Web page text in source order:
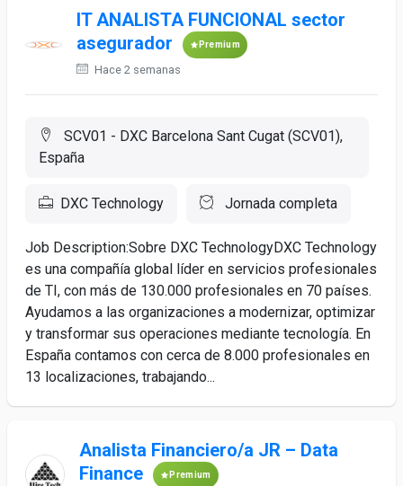
IT ANALISTA FUNCIONAL sector
asegurador
Premium
Hace 2 semanas
SCV01 - DXC Barcelona Sant Cugat (SCV01),
España
DXC Technology Jornada completa
Job Description:Sobre DXC TechnologyDXC Technology
es una compañía global líder en servicios profesionales
de TI, con más de 130.000 profesionales en 70 países.
Ayudamos a las organizaciones a modernizar, optimizar
y transformar sus operaciones mediante tecnología. En
España contamos con cerca de 8.000 profesionales en
13 localizaciones, trabajando...
Analista Financiero/a JR – Data
Finance
Premium